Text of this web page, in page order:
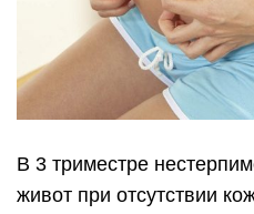
В 3 триместре
живот при отсутствии